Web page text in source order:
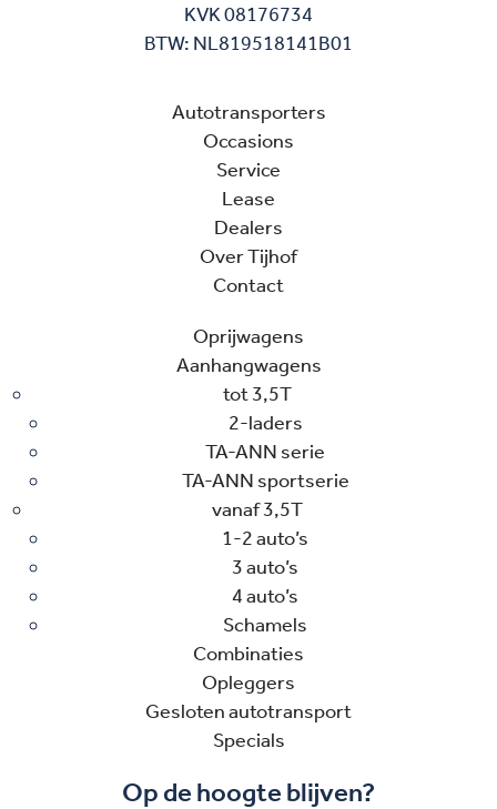
KVK 08176734
BTW: NL819518141B01
Autotransporters
Occasions
Service
Lease
Dealers
Over Tijhof
Contact
Oprijwagens
Aanhangwagens
tot 3,5T
2-laders
TA-ANN serie
TA-ANN sportserie
vanaf 3,5T
1-2 auto’s
3 auto’s
4 auto’s
Schamels
Combinaties
Opleggers
Gesloten autotransport
Specials
Op de hoogte blijven?